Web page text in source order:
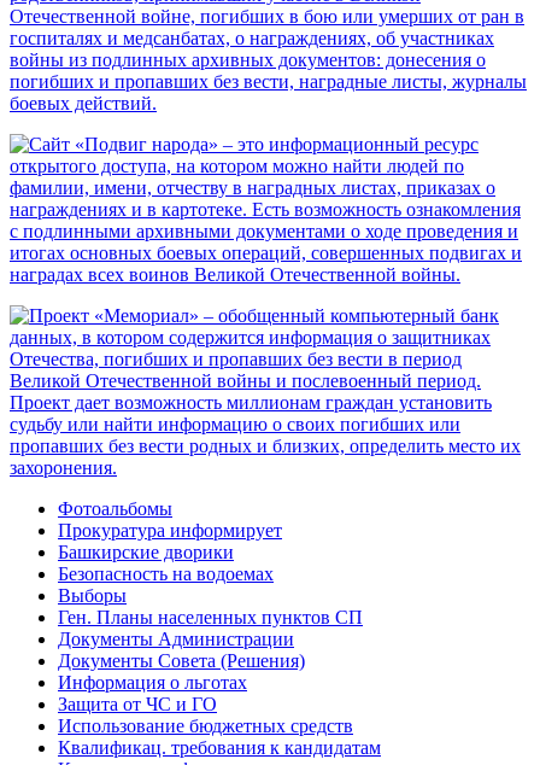
Фотоальбомы
Прокуратура информирует
Башкирские дворики
Безопасность на водоемах
Выборы
Ген. Планы населенных пунктов СП
Документы Администрации
Документы Совета (Решения)
Информация о льготах
Защита от ЧС и ГО
Использование бюджетных средств
Квалификац. требования к кандидатам